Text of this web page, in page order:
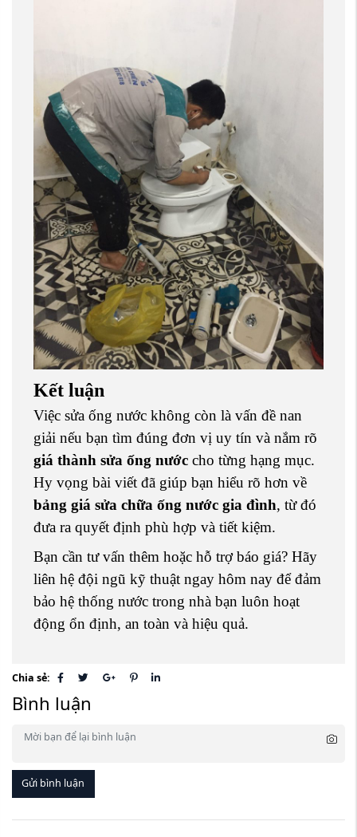
Kết luận
Việc sửa ống nước không còn là vấn đề nan
giải nếu bạn tìm đúng đơn vị uy tín và nắm rõ
giá thành sửa ống nước cho từng hạng mục.
Hy vọng bài viết đã giúp bạn hiểu rõ hơn về
bảng giá sửa chữa ống nước gia đình, từ đó
đưa ra quyết định phù hợp và tiết kiệm.
Bạn cần tư vấn thêm hoặc hỗ trợ báo giá? Hãy
liên hệ đội ngũ kỹ thuật ngay hôm nay để đảm
bảo hệ thống nước trong nhà bạn luôn hoạt
động ổn định, an toàn và hiệu quả.
Chia sẻ:
Bình luận
Gửi bình luận